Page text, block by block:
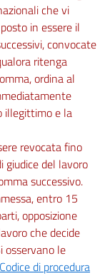
che vi
in essere il
convocate
ritenga
ordina al
illegittimo e la
revocata fino
giudice del lavoro
successivo.
entro 15
opposizione
che decide
osservano le
di procedura